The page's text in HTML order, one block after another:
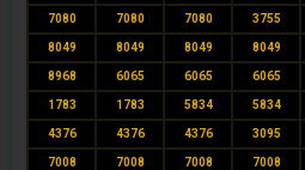
7080 7080 7080 3755
8049 8049 8049 8049
8968 6065 6065 6065
1783 1783 5834 5834
4376 4376 4376 3095
7008 7008 7008 7008